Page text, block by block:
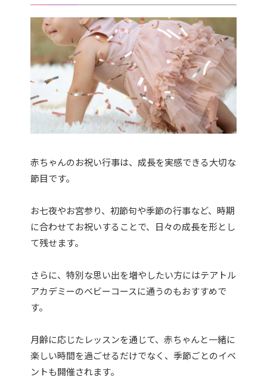
赤ちゃんのお祝い行事は、成長を実感できる大切な
節目です。
お七夜やお宮参り、初節句や季節の行事など、時期
に合わせてお祝いすることで、日々の成長を形とし
て残せます。
さらに、特別な思い出を増やしたい方にはテアトル
アカデミーのベビーコースに通うのもおすすめで
す。
月齢に応じたレッスンを通じて、赤ちゃんと一緒に
楽しい時間を過ごせるだけでなく、季節ごとのイベ
ントも開催されます。